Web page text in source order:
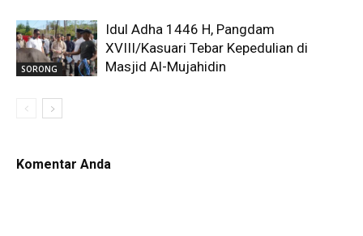
SORONG
Idul Adha 1446 H, Pangdam
XVIII/Kasuari Tebar Kepedulian di
Masjid Al-Mujahidin
Komentar Anda